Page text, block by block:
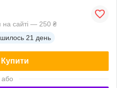
на сайті — 250 ₴
21 день
Купити
або